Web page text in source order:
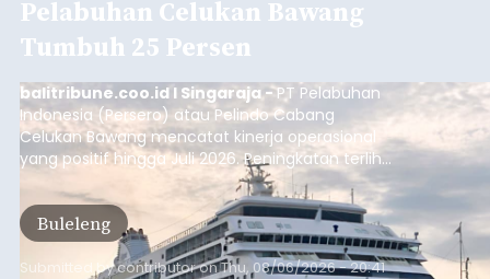
Pelabuhan Celukan Bawang
Tumbuh 25 Persen
balitribune.coo.id I Singaraja -PT Pelabuhan
Indonesia (Persero) atau Pelindo Cabang
Celukan Bawang mencatat kinerja operasional
yang positif hingga Juli 2026. Peningkatan terlihat
dari arus kapal yang mencapai 1,48 juta Gross
Tonnage (GT), atau tumbuh 12,4 persen
dibandingkan periode yang sama tahun lalu
yang tercatat sebesar 1,32 juta GT.
Buleleng
Submitted bycontributoronThu, 08/06/2026 - 20:41